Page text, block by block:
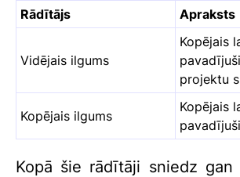
Rādītājs Apraksts
Vidējais ilgums
Kopējais
projektu
Kopējais ilgums
Kopējais
Kopā šie rādītāji sniedz gan